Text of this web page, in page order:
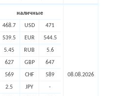
наличные
468.7 USD 471
539.5 EUR 544.5
5.45 RUB 5.6
627 GBP 647
569 CHF 589
2.5 JPY -
08.08.2026